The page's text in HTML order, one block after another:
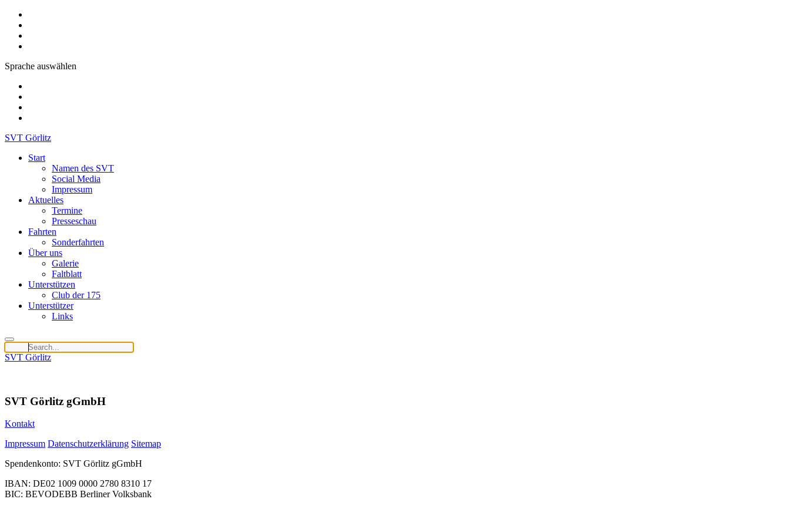
Sprache auswählen
SVT Görlitz
Start
Namen des SVT
Social Media
Impressum
Aktuelles
Termine
Presseschau
Fahrten
Sonderfahrten
Über uns
Galerie
Faltblatt
Unterstützen
Club der 175
Unterstützer
Links
SVT Görlitz
SVT Görlitz gGmbH
Kontakt
Impressum Datenschutzerklärung Sitemap
Spendenkonto: SVT Görlitz gGmbH
IBAN: DE02 1009 0000 2780 8310 17
BIC: BEVODEBB Berliner Volksbank